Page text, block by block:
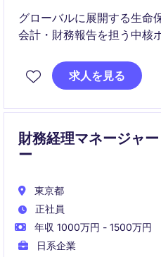
グローバルに展開する生命
会計・財務報告を担う中核
JGAAPおよびIFRSベース
通じ、経営判断と規制対応
求人を見る
財務経理マネージャ
ー
東京都
正社員
年収 1000万円 - 1500万円
日系企業